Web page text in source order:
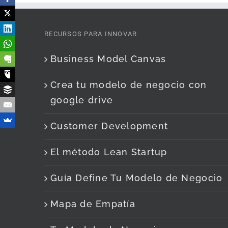
RECURSOS PARA INNOVAR
Business Model Canvas
Crea tu modelo de negocio con
google drive
Customer Development
El método Lean Startup
Guía Define Tu Modelo de Negocio
Mapa de Empatía